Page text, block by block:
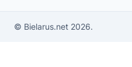
© Bielarus.net 2026.